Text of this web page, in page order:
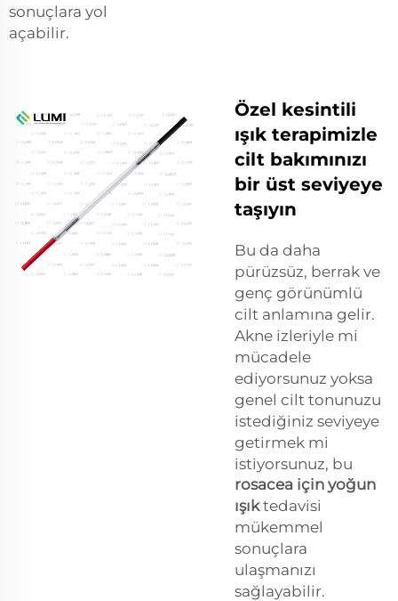
sonuçlara yol
açabilir.
Özel kesintili
ışık terapimizle
cilt bakımınızı
bir üst seviyeye
taşıyın
Bu da daha
pürüzsüz, berrak ve
genç görünümlü
cilt anlamına gelir.
Akne izleriyle mi
mücadele
ediyorsunuz yoksa
genel cilt tonunuzu
istediğiniz seviyeye
getirmek mi
istiyorsunuz, bu
rosacea için yoğun
ışıktedavisi
mükemmel
sonuçlara
ulaşmanızı
sağlayabilir.